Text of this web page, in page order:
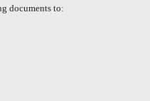
documents to: